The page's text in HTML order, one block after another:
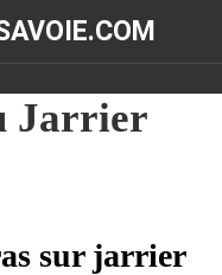
Jarrier
sur jarrier